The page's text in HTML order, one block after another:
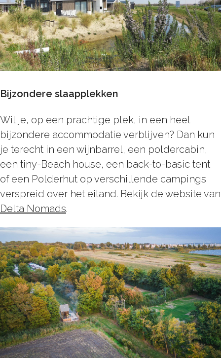
Bijzondere slaapplekken
Wil je, op een prachtige plek, in een heel
bijzondere accommodatie verblijven? Dan kun
je terecht in een wijnbarrel, een poldercabin,
een tiny-Beach house, een back-to-basic tent
of een Polderhut op verschillende campings
verspreid over het eiland. Bekijk de website van
Delta Nomads.